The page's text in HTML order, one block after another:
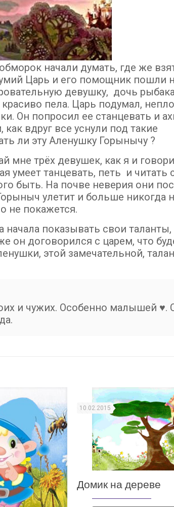
начали думать, где же
Царь и его помощник пошли
девушку, дочь
пела. Царь подумал,
Он попросил ее станцевать и
вдруг все уснули под такие
ли эту Аленушку Горынычу ?
мне трёх девушек, как я и
умеет танцевать, петь и читать
быть. На почве неверия они
улетит и больше никогда
не покажется.
показывать свои
он договорился с царем, что
этой замечательной,
и чужих. Особенно малышей ♥.
10.02.2015
Домик на дереве